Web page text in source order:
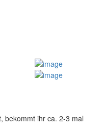
bekommt ihr ca. 2-3 mal